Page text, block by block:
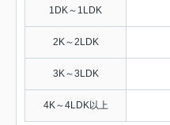
1DK～1LDK
2K～2LDK
3K～3LDK
4K～4LDK以上